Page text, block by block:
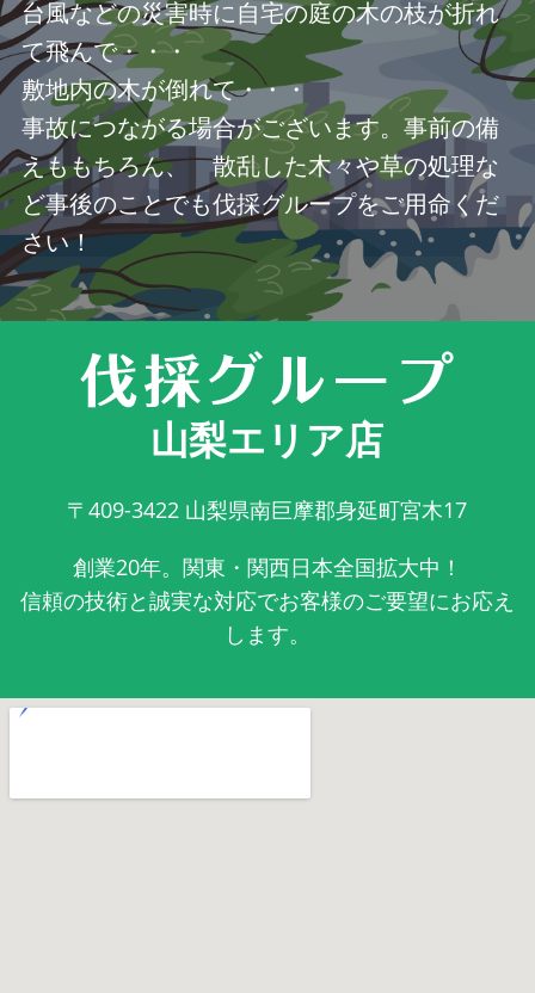
台風などの災害時に自宅の庭の木の枝が折れ
て飛んで・・・
敷地内の木が倒れて・・・
事故につながる場合がございます。事前の備
えももちろん、 散乱した木々や草の処理な
ど事後のことでも伐採グループをご用命くだ
さい！
山梨エリア店
〒409-3422 山梨県南巨摩郡身延町宮木17
創業20年。関東・関西日本全国拡大中！
信頼の技術と誠実な対応でお客様のご要望にお応え
します。